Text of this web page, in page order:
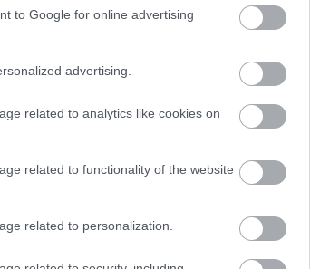
to Google for online advertising
advertising.
related to analytics like cookies on
related to functionality of the website
related to personalization.
azok a bábok, kellékek is,
bőven voltak bábuink, hiszen
Twain Koldus és Királyfiját. Szép
hogy a szöveget bevittem az
Amikor kérdezett tőlem
rám rivallt, és megkérdezte,
hogy ezt nekem meg kell
“de tessék nekem visszaadni,